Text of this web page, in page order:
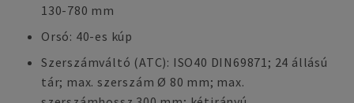
130-780 mm
Orsó: 40-es kúp
Szerszámváltó (ATC): ISO40 DIN69871; 24 állású
tár; max. szerszám Ø 80 mm; max.